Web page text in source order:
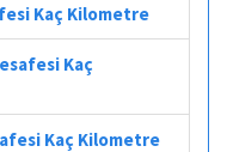
Kaç Kilometre
Kaç
Kaç Kilometre